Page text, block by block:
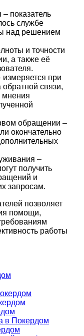
показатель
службе
над решением
и точности
а также её
измеряется при
связи,
мнения
обращении –
окончательно
–
получить
и
запросам.
позволяет
помощи,
работы
в Покердом